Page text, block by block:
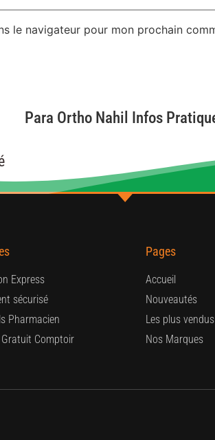
le navigateur pour mon prochain
Para Ortho Nahil Infos
Express
sécurisé
Pharmacien
Comptoir
Pages
Accueil
Nouveautés
Les plus vendus
Nos Marques